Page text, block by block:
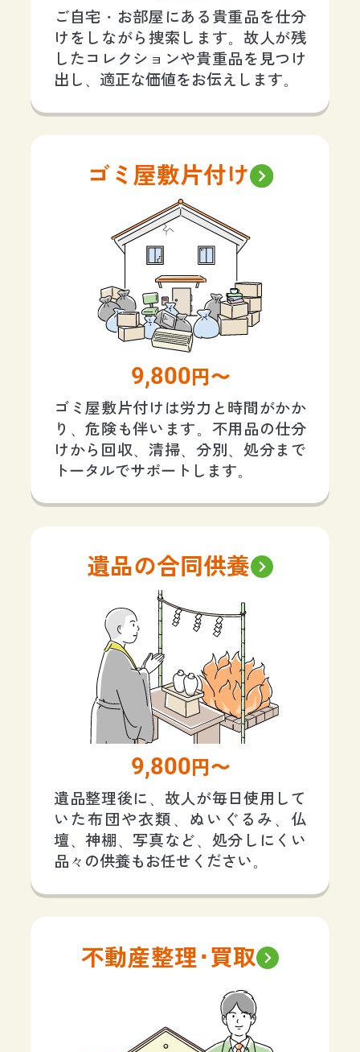
ご自宅・お部屋にある貴重品を仕分
けをしながら捜索します。故人が残
したコレクションや貴重品を見つけ
出し、適正な価値をお伝えします。
ゴミ屋敷片付け
9,800 円〜
ゴミ屋敷片付けは労力と時間がかか
り、危険も伴います。不用品の仕分
けから回収、清掃、分別、処分まで
トータルでサポートします。
遺品の合同供養
9,800 円〜
遺品整理後に、故人が毎日使用して
いた布団や衣類、ぬいぐるみ、仏
壇、神棚、写真など、処分しにくい
品々の供養もお任せください。
不動産整理･買取